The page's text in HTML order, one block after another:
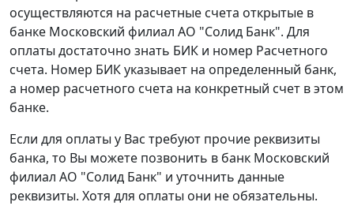
осуществляются на расчетные счета открытые в
банке Московский филиал АО "Солид Банк". Для
оплаты достаточно знать БИК и номер Расчетного
счета. Номер БИК указывает на определенный банк,
а номер расчетного счета на конкретный счет в этом
банке.
Если для оплаты у Вас требуют прочие реквизиты
банка, то Вы можете позвонить в банк Московский
филиал АО "Солид Банк" и уточнить данные
реквизиты. Хотя для оплаты они не обязательны.